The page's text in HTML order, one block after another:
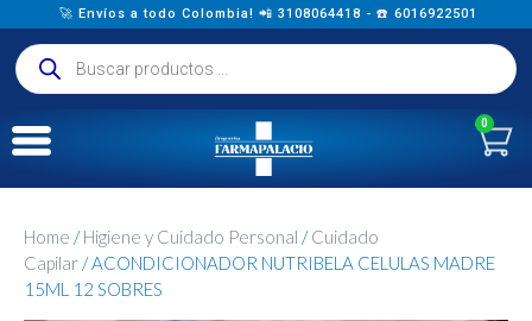
🚀 Envíos a todo Colombia! 📲 3108064418 - ☎️ 6016922501
0
Home /Higiene y Cuidado Personal /Cuidado
Capilar / ACONDICIONADOR NUTRIBELA CELULAS MADRE
15ML 12 SOBRES